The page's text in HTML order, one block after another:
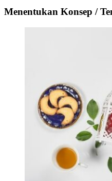
Menentukan Konsep /